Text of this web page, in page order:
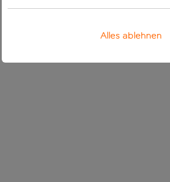
Alles ablehnen